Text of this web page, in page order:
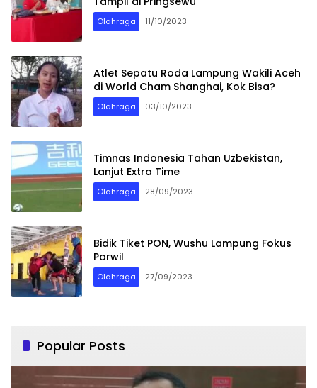
Olahraga 11/10/2023
Atlet Sepatu Roda Lampung Wakili Aceh
di World Cham Shanghai, Kok Bisa?
Olahraga 03/10/2023
Timnas Indonesia Tahan Uzbekistan,
Lanjut Extra Time
Olahraga 28/09/2023
Bidik Tiket PON, Wushu Lampung Fokus
Porwil
Olahraga 27/09/2023
Popular Posts